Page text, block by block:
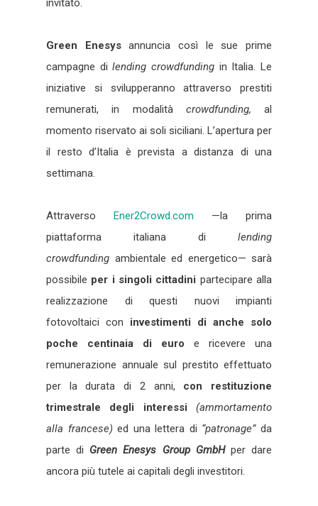
Green Enesysannuncia così le sue prime
campagne dilending crowdfunding in Italia. Le
iniziative si svilupperanno attraverso prestiti
remunerati, in modalità crowdfunding, al
momento riservato ai soli siciliani. L’apertura per
il resto d’Italia è prevista a distanza di una
settimana.
Attraverso Ener2Crowd.com —la prima
piattaforma italiana di lending
crowdfunding ambientale ed energetico— sarà
possibile per i singoli cittadini partecipare alla
realizzazione di questi nuovi impianti
fotovoltaici con investimenti di anche solo
poche centinaia di euro e ricevere una
remunerazione annuale sul prestito effettuato
per la durata di 2 anni, con restituzione
trimestrale degli interessi
(ammortamento
alla francese) ed una lettera di “patronage”da
parte di Green Enesys Group GmbH per dare
ancora più tutele ai capitali degli investitori.